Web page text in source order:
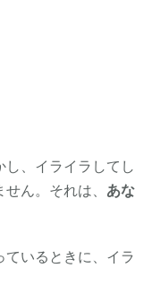
、イライラしてし
ん。それは、 あな
いるときに、イラ